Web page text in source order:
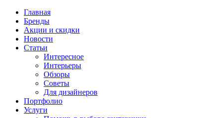
Главная
Бренды
Акции и скидки
Новости
Статьи
Интересное
Интерьеры
Обзоры
Советы
Для дизайнеров
Портфолио
Услуги